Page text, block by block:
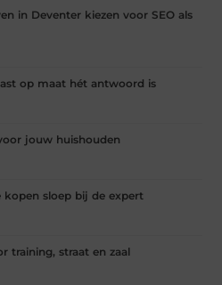
in Deventer kiezen voor SEO als
op maat hét antwoord is
jouw huishouden
kopen sloep bij de expert
training, straat en zaal